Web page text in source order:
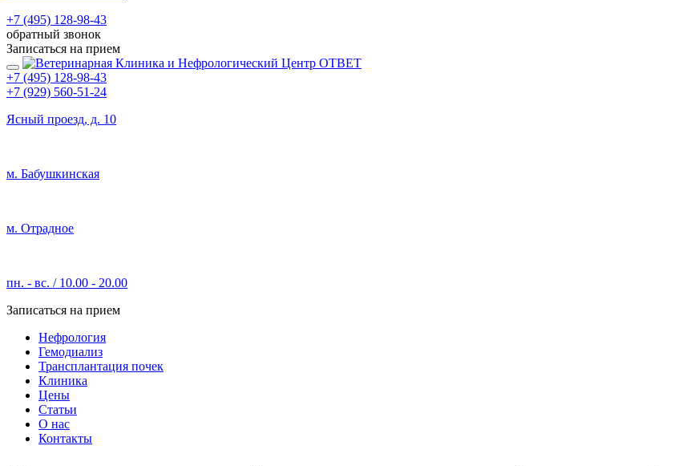
+7 (495) 128-98-43
обратный звонок
Записаться на прием
+7 (495) 128-98-43
+7 (929) 560-51-24
Ясный проезд, д. 10
м. Бабушкинская
м. Отрадное
пн. - вс. / 10.00 - 20.00
Записаться на прием
Нефрология
Гемодиализ
Трансплантация почек
Клиника
Цены
Статьи
О нас
Контакты